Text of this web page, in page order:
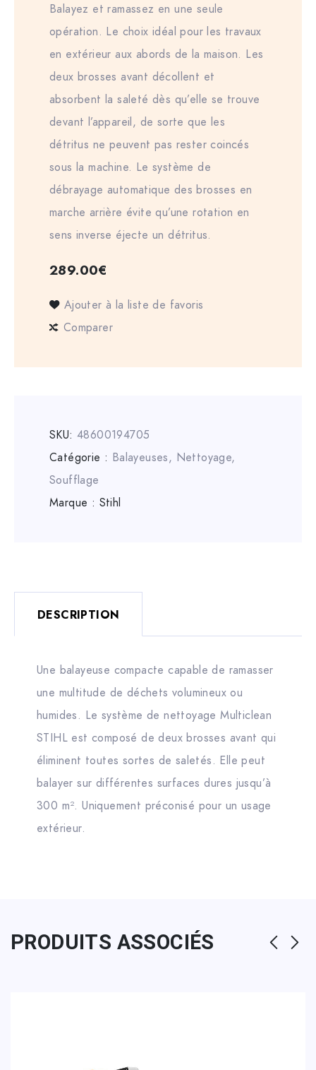
Balayez et ramassez en une seule
opération. Le choix idéal pour les travaux
en extérieur aux abords de la maison. Les
deux brosses avant décollent et
absorbent la saleté dès qu’elle se trouve
devant l’appareil, de sorte que les
détritus ne peuvent pas rester coincés
sous la machine. Le système de
débrayage automatique des brosses en
marche arrière évite qu’une rotation en
sens inverse éjecte un détritus.
289.00€
Ajouter à la liste de favoris
Comparer
SKU: 48600194705
Catégorie : Balayeuses, Nettoyage,
Soufflage
Marque : Stihl
DESCRIPTION
Une balayeuse compacte capable de ramasser
une multitude de déchets volumineux ou
humides. Le système de nettoyage Multiclean
STIHL est composé de deux brosses avant qui
éliminent toutes sortes de saletés. Elle peut
balayer sur différentes surfaces dures jusqu’à
300 m². Uniquement préconisé pour un usage
extérieur.
PRODUITS ASSOCIÉS